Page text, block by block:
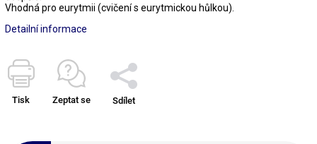
Vhodná pro eurytmii (cvičení s eurytmickou hůlkou).
Detailní informace
Tisk Zeptat se Sdílet